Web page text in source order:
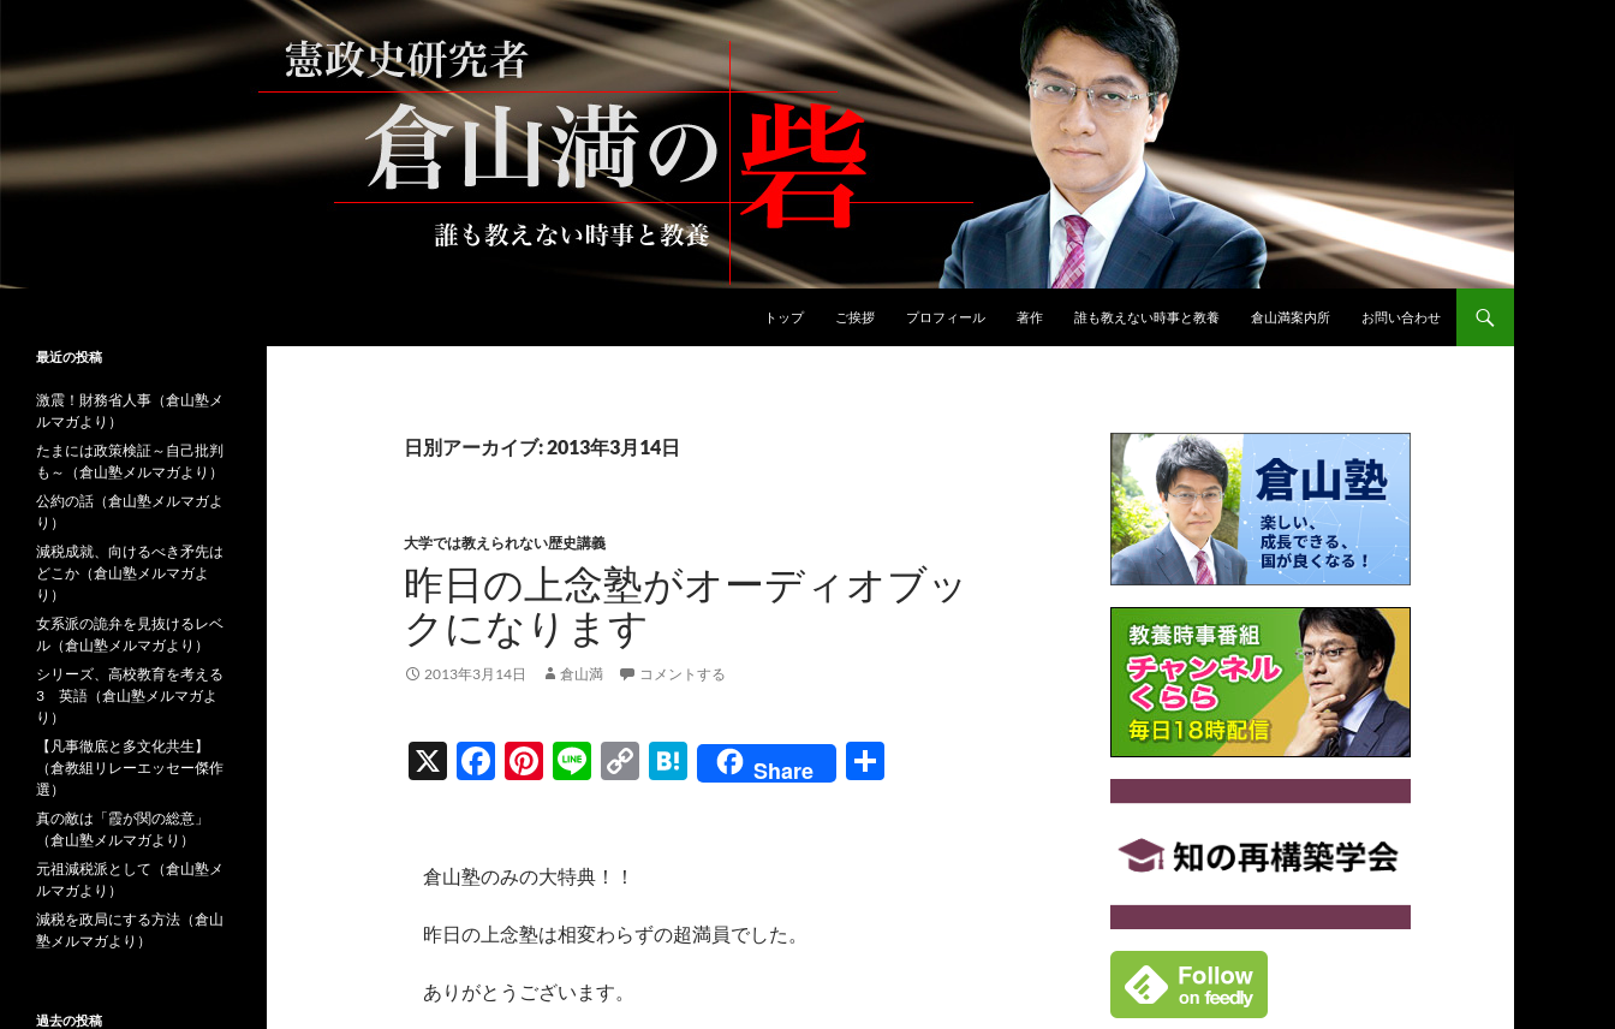
テ
ン
へ
ス
トップ ご挨拶 プロフィール 著作 誰も教えない時事と教養 倉山満案内所 お問い合わせ
日別アーカイブ: 2013年3月14日
大学では教えられない歴史講義
昨日の上念塾がオーディオブッ
クになります
2013年3月14日 倉山満 コメントする
X
F
b
o
o
k
Pi
es
t
Li
C
Li
n
H
at
a
Share
倉山塾のみの大特典！！
昨日の上念塾は相変わらずの超満員でした。
ありがとうございます。
倉山満の砦～誰も教えない時事と教
最近の投稿
激震！財務省人事（倉山塾メ
ルマガより）
たまには政策検証～自己批判
も～（倉山塾メルマガより）
公約の話（倉山塾メルマガよ
り）
減税成就、向けるべき矛先は
どこか（倉山塾メルマガよ
り）
女系派の詭弁を見抜けるレベ
ル（倉山塾メルマガより）
シリーズ、高校教育を考える
3 英語（倉山塾メルマガよ
り）
【凡事徹底と多文化共生】
（倉教組リレーエッセー傑作
選）
真の敵は「霞が関の総意」
（倉山塾メルマガより）
元祖減税派として（倉山塾メ
ルマガより）
減税を政局にする方法（倉山
塾メルマガより）
過去の投稿